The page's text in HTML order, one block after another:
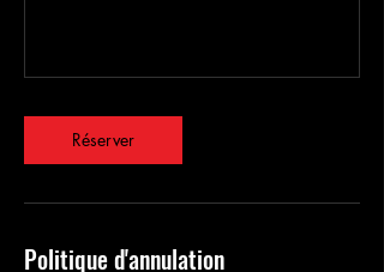
Réserver
Politique d'annulation